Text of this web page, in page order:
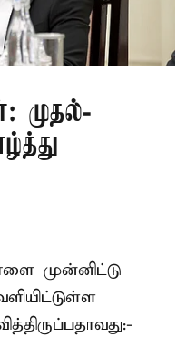
முதல்-
முன்னிட்டு